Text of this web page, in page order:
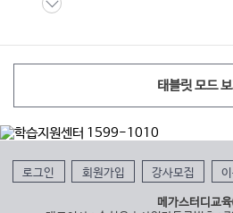
태블릿 모드 보
로그인 회원가입 강사모집
메가스터디교